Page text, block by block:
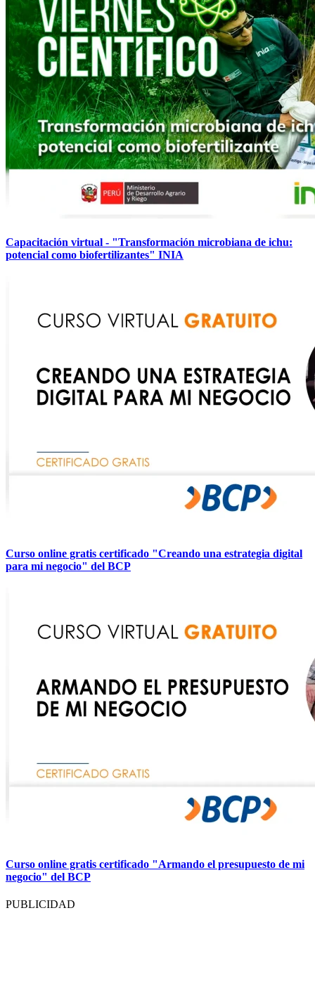
Capacitación virtual - "Transformación microbiana de ichu:
potencial como biofertilizantes" INIA
Curso online gratis certificado "Creando una estrategia digital
para mi negocio" del BCP
Curso online gratis certificado "Armando el presupuesto de mi
negocio" del BCP
PUBLICIDAD